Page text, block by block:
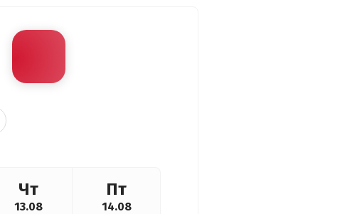
Чт
13.08
Пт
14.08